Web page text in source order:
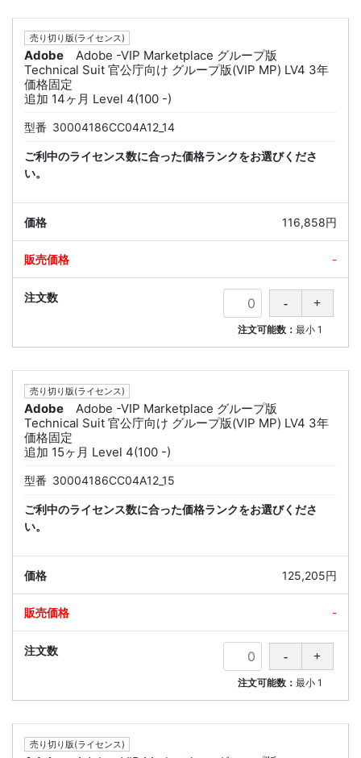
売り切り版(ライセンス)
Adobe
Adobe -VIP Marketplace グループ版
Technical Suit 官公庁向け グループ版(VIP MP) LV4 3年
価格固定
追加 14ヶ月 Level 4(100 -)
型番 30004186CC04A12_14
ご利中のライセンス数に合った価格ランクをお選びくださ
い。
116,858円
-
注文可能数：最小 1
売り切り版(ライセンス)
Adobe
Adobe -VIP Marketplace グループ版
Technical Suit 官公庁向け グループ版(VIP MP) LV4 3年
価格固定
追加 15ヶ月 Level 4(100 -)
型番 30004186CC04A12_15
ご利中のライセンス数に合った価格ランクをお選びくださ
い。
125,205円
-
注文可能数：最小 1
売り切り版(ライセンス)